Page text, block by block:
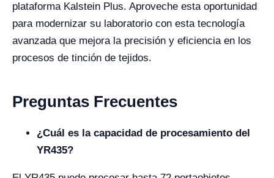
plataforma Kalstein Plus. Aproveche esta oportunidad
para modernizar su laboratorio con esta tecnología
avanzada que mejora la precisión y eficiencia en los
procesos de tinción de tejidos.
Preguntas Frecuentes
¿Cuál es la capacidad de procesamiento del
YR435?